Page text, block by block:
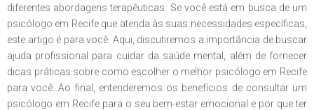
diferentes abordagens terapêuticas. Se você está em busca de um
psicólogo em Recife que atenda às suas necessidades específicas,
este artigo é para você. Aqui, discutiremos a importância de buscar
ajuda profissional para cuidar da saúde mental, além de fornecer
dicas práticas sobre como escolher o melhor psicólogo em Recife
para você. Ao final, entenderemos os benefícios de consultar um
psicólogo em Recife para o seu bem-estar emocional e por que ter